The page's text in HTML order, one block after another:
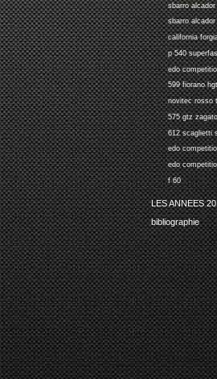
sbarro
sbarro
california
p 540
edo
599 fiorano
novitec rosso
575 gtz
612 scaglietti
edo
edo
f 60
LES ANNEES
bibliographie